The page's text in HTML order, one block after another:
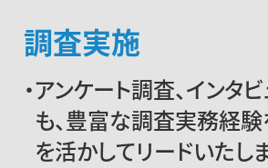
調査実施
アンケート調査、インタ
も、豊富な調査実務経
を活かしてリードいたし